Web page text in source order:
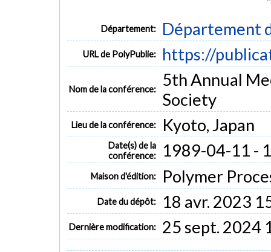
Département: Département
URL de PolyPublie: https://
Nom de la conférence:
5th Annual
Society
Lieu de la conférence: Kyoto, Japan
Date(s) de la
conférence:
1989-04-11 -
Maison d'édition: Polymer
Date du dépôt: 18 avr. 2023
Dernière modification: 25 sept. 2024